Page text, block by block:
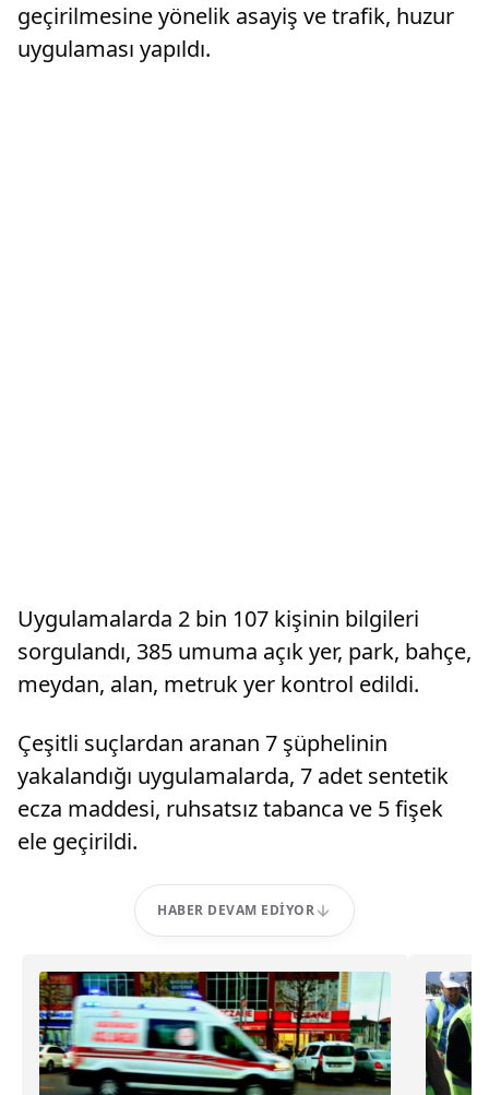
geçirilmesine yönelik asayiş ve trafik, huzur
uygulaması yapıldı.
Uygulamalarda 2 bin 107 kişinin bilgileri
sorgulandı, 385 umuma açık yer, park, bahçe,
meydan, alan, metruk yer kontrol edildi.
Çeşitli suçlardan aranan 7 şüphelinin
yakalandığı uygulamalarda, 7 adet sentetik
ecza maddesi, ruhsatsız tabanca ve 5 fişek
ele geçirildi.
HABER DEVAM EDIYOR